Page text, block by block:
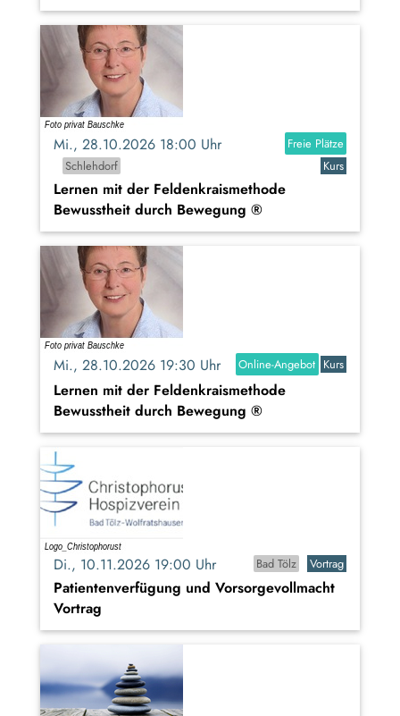
Mi., 28.10.2026 18:00 Uhr
Freie Plätze
Schlehdorf
Kurs
Lernen mit der Feldenkraismethode
Bewusstheit durch Bewegung ®
Mi., 28.10.2026 19:30 Uhr Online-Angebot Kurs
Lernen mit der Feldenkraismethode
Bewusstheit durch Bewegung ®
Di., 10.11.2026 19:00 Uhr Bad Tölz Vortrag
Patientenverfügung und Vorsorgevollmacht
Vortrag